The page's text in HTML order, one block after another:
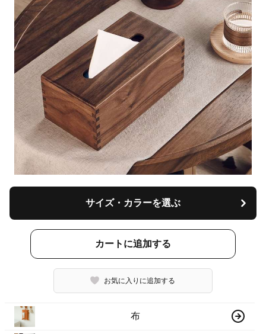
サイズ・カラーを選ぶ
カートに追加する
お気に入りに追加する
布